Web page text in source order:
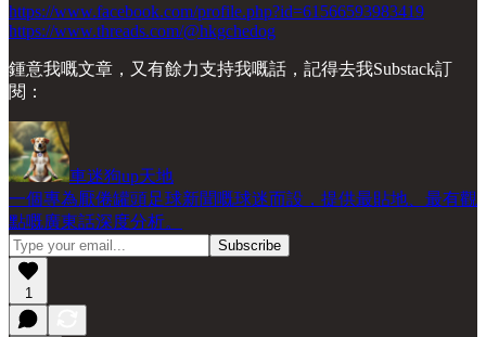
https://www.facebook.com/profile.php?id=61566593983419
https://www.threads.com/@hkgchedog
鍾意我嘅文章，又有餘力支持我嘅話，記得去我Substack訂
閱：
車迷狗up天地
一個專為厭倦罐頭足球新聞嘅球迷而設，提供最貼地、最有觀
點嘅廣東話深度分析。
1